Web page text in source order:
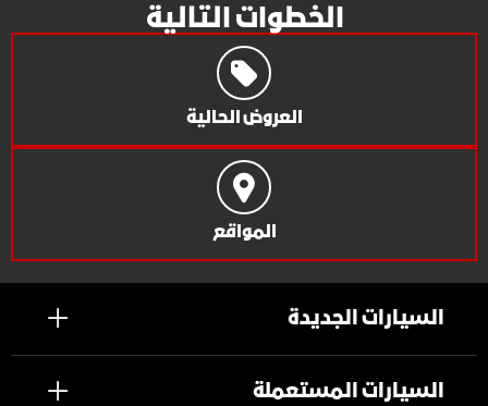
الخطوات التالية
العروض الحالية
المواقع
السيارات الجديدة
السيارات المستعملة